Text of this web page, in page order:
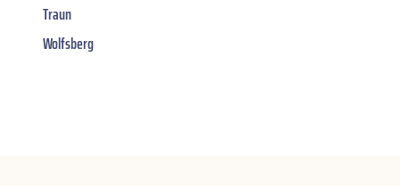
Traun
Wolfsberg